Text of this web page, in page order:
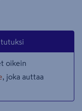
oikein
, joka auttaa